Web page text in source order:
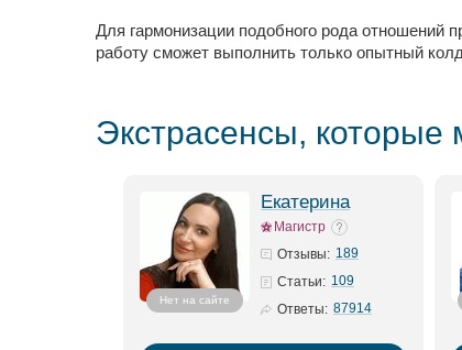
Для гармонизации подобного рода
работу сможет выполнить только опытный
Экстрасенсы, которые
Нет на сайте
Екатерина
Магистр
Отзывы: 189
Статьи: 109
Ответы: 87914